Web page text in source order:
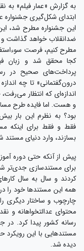
به گزارش «عمار فیلم» به
ابتدای شکل‌گیری
این جشنواره مطرح شد،
ضدانقلاب خواهد گذاشت و
مطرح کنیم، فرصت
کجا محقق شد و زبان
پرداخت‌های صحیح در
درون‌گفتمانی» تا چه
اندازه‌ای که انتظار
و هست. اما فایده طرح
بود؟ به نظرم این بار
فقط و فقط برای اینکه
بسازند، وارد دنیای مستند
پیش از آنکه حتی دوره
برای مستندسازی جدی‌تر
کردند و سال به سال
همه این مستندها خود را
چارچوب و ساختار دیگری را
محتوای عدالتخواهانه و
رسانه کشور پیدا کرد. در
مستند‌هایی با این رویکرد
دیده شد.